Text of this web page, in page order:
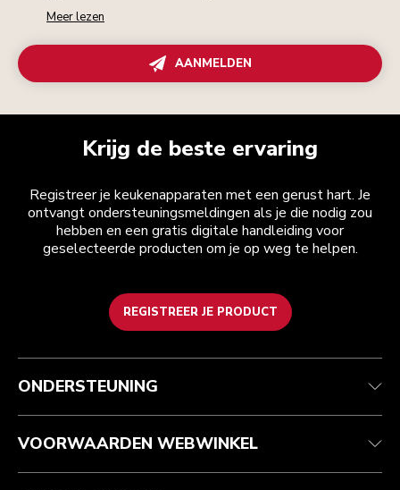
Meer lezen
AANMELDEN
Krijg de beste ervaring
Registreer je keukenapparaten met een gerust hart. Je
ontvangt ondersteuningsmeldingen als je die nodig zou
hebben en een gratis digitale handleiding voor
geselecteerde producten om je op weg te helpen.
REGISTREER JE PRODUCT
Health check
Je bestelling volgen
Garantie en documenten
Recupel
Algemene voorwaarden
Retournering en terugbetaling
Imprint
ODR
Het merk
Zoek een winkel
ONDERSTEUNING
VOORWAARDEN WEBWINKEL